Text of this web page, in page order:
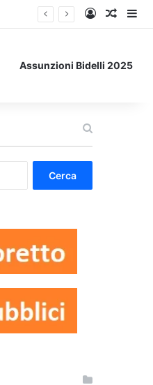
Accedi
Un
Assunzioni Bidelli 2025